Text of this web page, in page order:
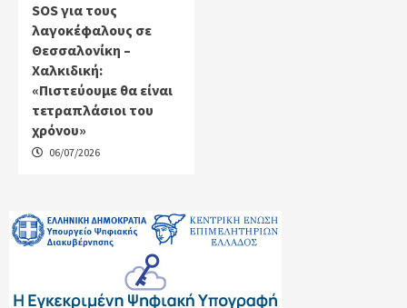
SOS για τους
λαγοκέφαλους σε
Θεσσαλονίκη –
Χαλκιδική:
«Πιστεύουμε θα είναι
τετραπλάσιοι του
χρόνου»
06/07/2026